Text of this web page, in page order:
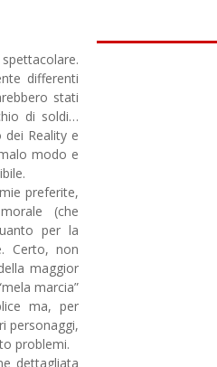
differenti
stati
di soldi…
Reality e
modo e
preferite,
(che
per la
Certo, non
maggior
marcia”
ma, per
personaggi,
problemi.
dettagliata